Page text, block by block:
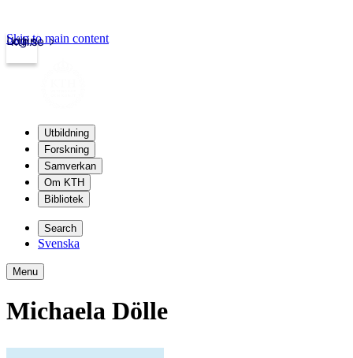
kth.se
Login
Skip to main content
Utbildning
Forskning
Samverkan
Om KTH
Bibliotek
Search
Svenska
Menu
Michaela Dölle